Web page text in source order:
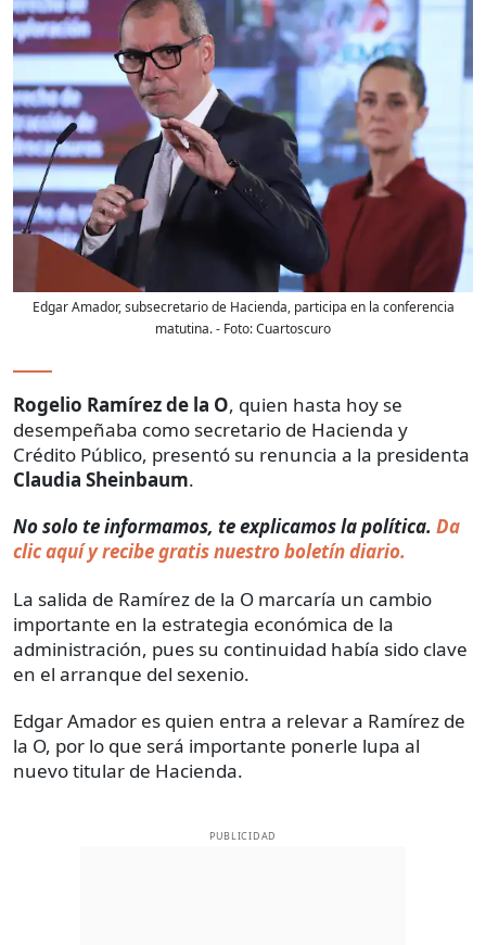
Edgar Amador, subsecretario de Hacienda, participa en la conferencia
matutina.- Foto:Cuartoscuro
Rogelio Ramírez de la O, quien hasta hoy se
desempeñaba como secretario de Hacienda y
Crédito Público, presentó su renuncia a la presidenta
Claudia Sheinbaum.
No solo te informamos, te explicamos la política. Da
clic aquí y recibe gratis nuestro boletín diario.
La salida de Ramírez de la O marcaría un cambio
importante en la estrategia económica de la
administración, pues su continuidad había sido clave
en el arranque del sexenio.
Edgar Amador es quien entra a relevar a Ramírez de
la O, por lo que será importante ponerle lupa al
nuevo titular de Hacienda.
PUBLICIDAD